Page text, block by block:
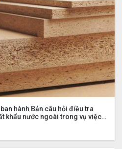
hành Bản câu hỏi điều tra
khẩu nước ngoài trong vụ việc
vụ việc áp dụng biện pháp
số sản phẩm ván sợi gỗ (mã